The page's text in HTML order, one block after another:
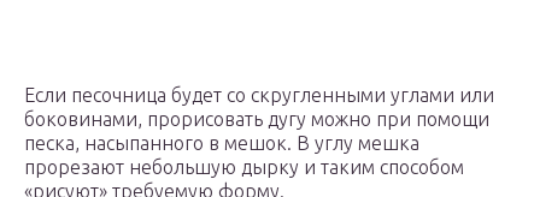
Если песочница будет со скругленными углами или
боковинами, прорисовать дугу можно при помощи
песка, насыпанного в мешок. В углу мешка
прорезают небольшую дырку и таким способом
«рисуют» требуемую форму.